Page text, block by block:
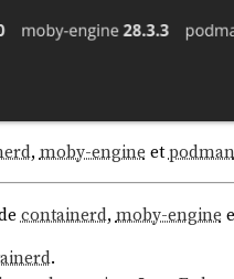
, moby-engine etpodman
containerd, moby-engine
.